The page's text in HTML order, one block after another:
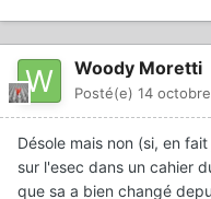
Woody Moretti
Posté(e) 14
Désole mais non (si, en
sur l'esec dans un cahier
que sa a bien changé